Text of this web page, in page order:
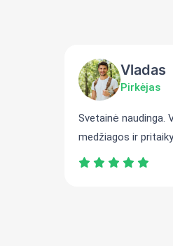
Vladas
Pirkėjas
Svetainė naudinga.
medžiagos ir